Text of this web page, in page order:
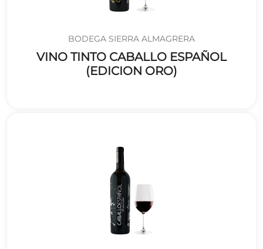
BODEGA SIERRA ALMAGRERA
VINO TINTO CABALLO ESPAÑOL
(EDICION ORO)